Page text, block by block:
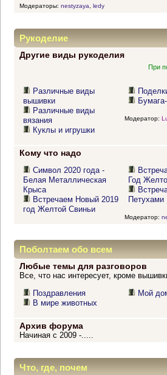
Модераторы: nestyzaya ledy
Рукоделие
Другие виды рукоделия
При
Различные виды
вышивки
Различные виды
вязания
Куклы и игрушки
Модератор:
Кому что надо
Символ 2020 года -
Белая Металлическая
Крыса
Встречаем Новый 2019
год Желтой Свиньи
Год
Петухами
Модератор:
Поболтаем обо всем
Любые темы для разговоров
Все, что нас интересует, кроме
Поздравления
В мире животных
Мой
Архив форума
Начиная с 2009 -.....
Что, где, почем